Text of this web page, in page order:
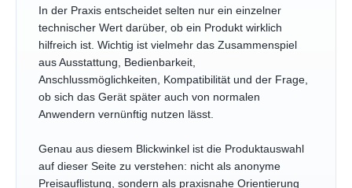
In der Praxis entscheidet selten nur ein einzelner
technischer Wert darüber, ob ein Produkt wirklich
hilfreich ist. Wichtig ist vielmehr das Zusammenspiel
aus Ausstattung, Bedienbarkeit,
Anschlussmöglichkeiten, Kompatibilität und der Frage,
ob sich das Gerät später auch von normalen
Anwendern vernünftig nutzen lässt.
Genau aus diesem Blickwinkel ist die Produktauswahl
auf dieser Seite zu verstehen: nicht als anonyme
Preisauflistung, sondern als praxisnahe Orientierung